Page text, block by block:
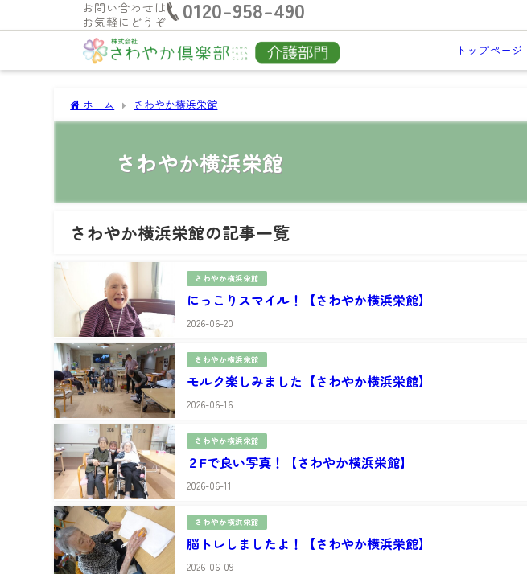
お問い合わせは
お気軽にどうぞ
0120-958-490
トップページ
ホーム さわやか横浜栄館
さわやか横浜栄館
さわやか横浜栄館の記事一覧
さわやか横浜栄館
にっこりスマイル！【さわやか横浜栄館】
2026-06-20
さわやか横浜栄館
モルク楽しみました【さわやか横浜栄館】
2026-06-16
さわやか横浜栄館
２Fで良い写真！【さわやか横浜栄館】
2026-06-11
さわやか横浜栄館
脳トレしましたよ！【さわやか横浜栄館】
2026-06-09